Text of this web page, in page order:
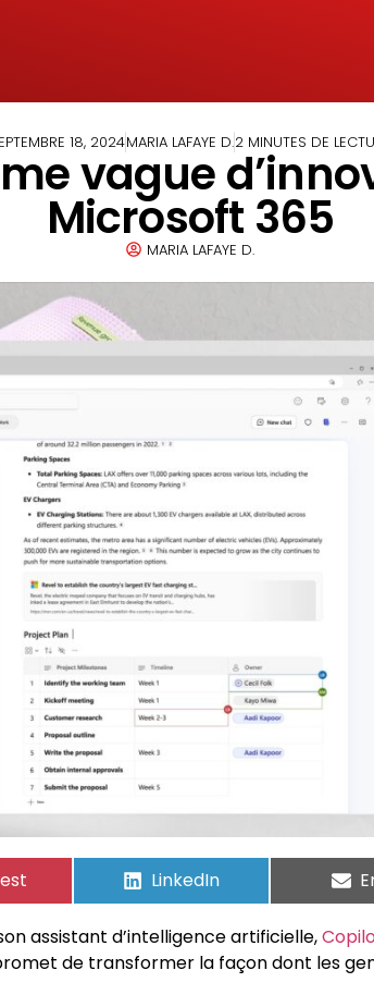
18, 2024MARIA LAFAYE D.2 MINUTES DE
vague
Microsoft 365
MARIA LAFAYE D.
LinkedIn
assistant d’intelligence artificielle,
de transformer la façon dont les